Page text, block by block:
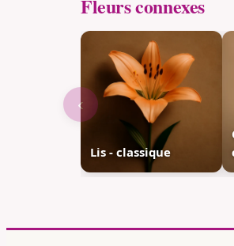
Fleurs connexes
Lis - classique
‹